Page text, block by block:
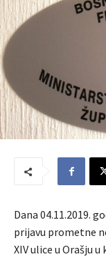
Dana 04.11.2019.
prijavu prometne
XIV ulice u Orašju